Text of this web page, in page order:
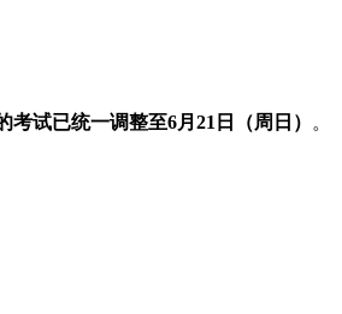
考试已统一调整至6月21 日（周日） 。